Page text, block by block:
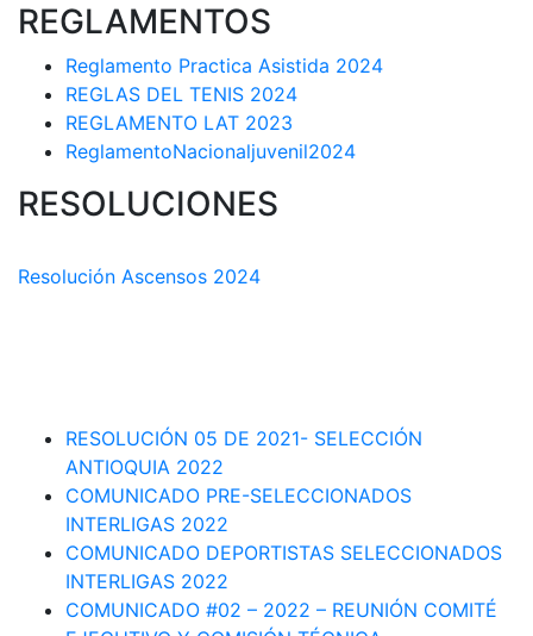
REGLAMENTOS
Reglamento Practica Asistida 2024
REGLAS DEL TENIS 2024
REGLAMENTO LAT 2023
ReglamentoNacionaljuvenil2024
RESOLUCIONES
Resolución Ascensos 2024
RESOLUCIÓN 05 DE 2021- SELECCIÓN
ANTIOQUIA 2022
COMUNICADO PRE-SELECCIONADOS
INTERLIGAS 2022
COMUNICADO DEPORTISTAS SELECCIONADOS
INTERLIGAS 2022
COMUNICADO #02 – 2022 – REUNIÓN COMITÉ